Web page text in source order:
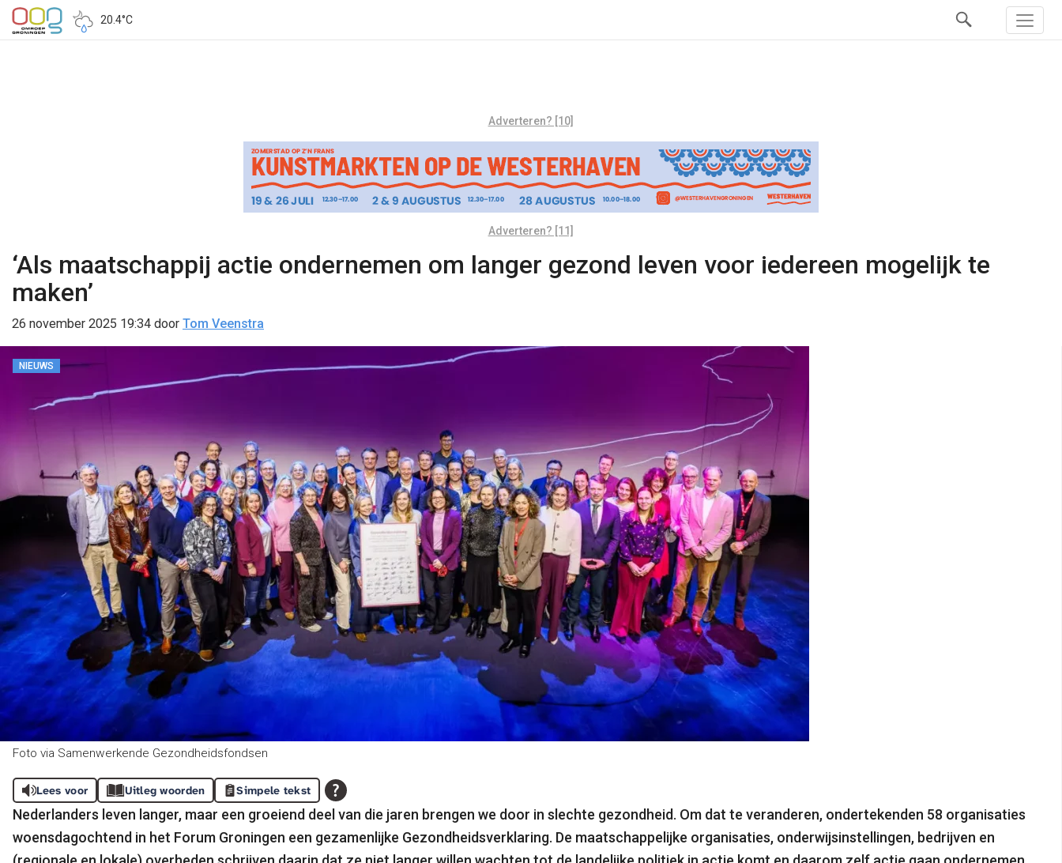
20.4°C
Adverteren? [10]
Adverteren? [11]
‘Als maatschappij actie ondernemen om langer gezond leven voor iedereen mogelijk te
maken’
26 november 2025 19:34 door Tom Veenstra
NIEUWS
Foto via Samenwerkende Gezondheidsfondsen
Lees voor Uitleg woorden Simpele tekst
Nederlanders leven langer, maar een groeiend deel van die jaren brengen we door in slechte gezondheid. Om dat te veranderen, ondertekenden 58 organisaties
woensdagochtend in het Forum Groningen een gezamenlijke Gezondheidsverklaring. De maatschappelijke organisaties, onderwijsinstellingen, bedrijven en